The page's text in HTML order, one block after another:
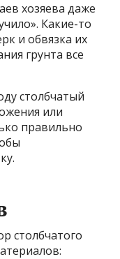
хозяева даже
Какие-то
и обвязка их
грунта все
столбчатый
или
правильно
столбчатого